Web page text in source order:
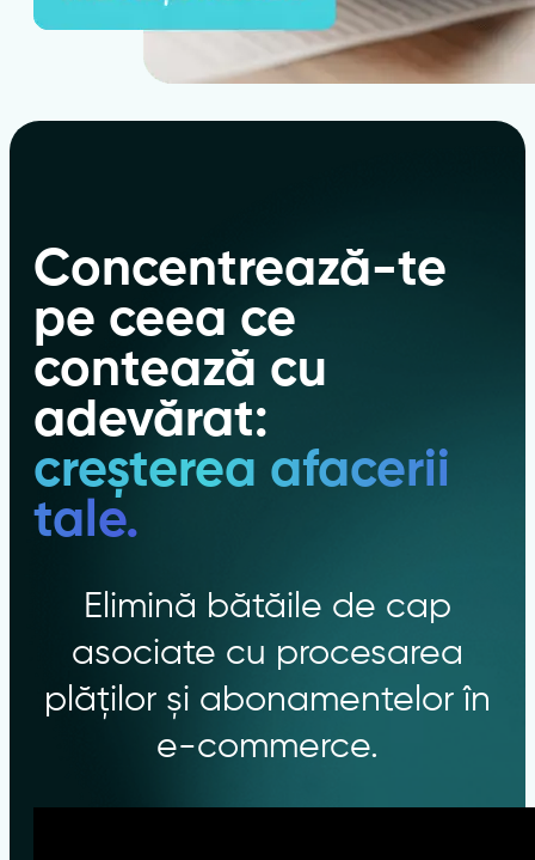
Concentrează-te
pe ceea ce
contează cu
adevărat:
creșterea afacerii
tale.
Elimină bătăile de cap
asociate cu procesarea
plăților și abonamentelor în
e-commerce.